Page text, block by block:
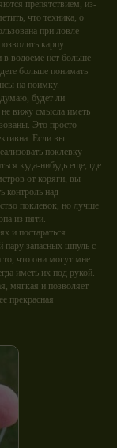
препятствием, из-
что техника, о
при ловле
карпу
в водоеме нет больше
больше понимать
на поимку.
будет ли
не вижу смысла иметь
Это просто
Если вы
поклевку
куда-нибудь еще, где
от коряги, вы
контроль над
поклевок, но лучше
из пяти.
и постараться
пару запасных шпуль с
то, что они могут мне
иметь их под рукой.
мягкая и позволяет
прекрасная